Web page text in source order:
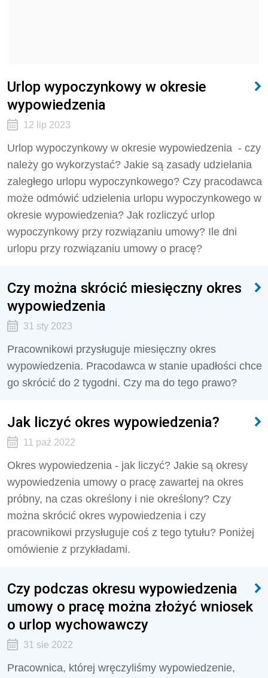
Urlop wypoczynkowy w okresie
wypowiedzenia
12 lip 2023
Urlop wypoczynkowy w okresie wypowiedzenia - czy
należy go wykorzystać? Jakie są zasady udzielania
zaległego urlopu wypoczynkowego? Czy pracodawca
może odmówić udzielenia urlopu wypoczynkowego w
okresie wypowiedzenia? Jak rozliczyć urlop
wypoczynkowy przy rozwiązaniu umowy? Ile dni
urlopu przy rozwiązaniu umowy o pracę?
Czy można skrócić miesięczny okres
wypowiedzenia
31 sty 2023
Pracownikowi przysługuje miesięczny okres
wypowiedzenia. Pracodawca w stanie upadłości chce
go skrócić do 2 tygodni. Czy ma do tego prawo?
Jak liczyć okres wypowiedzenia?
11 paź 2022
Okres wypowiedzenia - jak liczyć? Jakie są okresy
wypowiedzenia umowy o pracę zawartej na okres
próbny, na czas określony i nie określony? Czy
można skrócić okres wypowiedzenia i czy
pracownikowi przysługuje coś z tego tytułu? Poniżej
omówienie z przykładami.
Czy podczas okresu wypowiedzenia
umowy o pracę można złożyć wniosek
o urlop wychowawczy
31 sie 2022
Pracownica, której wręczyliśmy wypowiedzenie,